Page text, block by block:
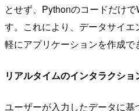
とせず、Pythonのコードだけ
す。これにより、データサイ
軽にアプリケーションを作成で
リアルタイムのインタラクショ
ユーザーが入力したデータに